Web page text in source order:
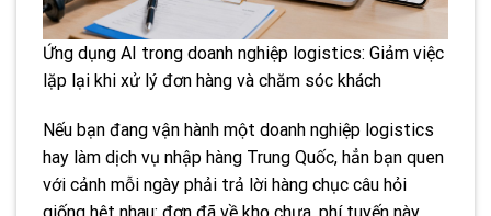
Ứng dụng AI trong doanh nghiệp logistics: Giảm việc
lặp lại khi xử lý đơn hàng và chăm sóc khách
Nếu bạn đang vận hành một doanh nghiệp logistics
hay làm dịch vụ nhập hàng Trung Quốc, hẳn bạn quen
với cảnh mỗi ngày phải trả lời hàng chục câu hỏi